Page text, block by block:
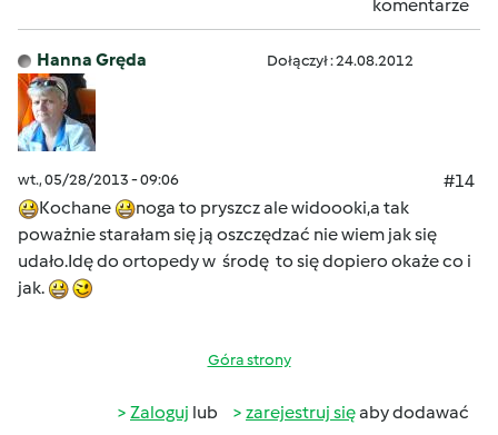
komentarze
Hanna Gręda Dołączył : 24.08.2012
wt., 05/28/2013 - 09:06
#14
Kochane
noga to pryszcz ale widoooki,a tak
poważnie starałam się ją oszczędzać nie wiem jak się
udało.Idę do ortopedy w środę to się dopiero okaże co i
jak.
Góra strony
Zaloguj lub zarejestruj sięaby dodawać